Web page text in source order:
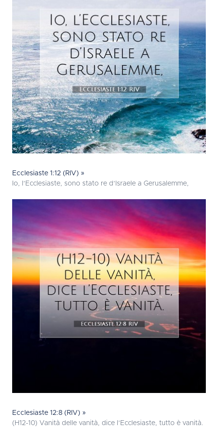
Ecclesiaste 1:12 (RIV) »
Io, l’Ecclesiaste, sono stato re d’Israele a Gerusalemme,
Ecclesiaste 12:8 (RIV) »
(H12-10) Vanità delle vanità, dice l’Ecclesiaste, tutto è vanità.